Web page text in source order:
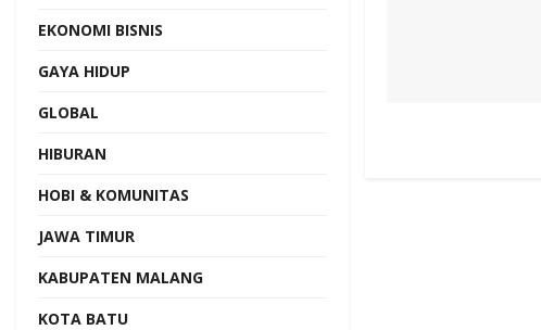
EKONOMI BISNIS
GAYA HIDUP
GLOBAL
HIBURAN
HOBI & KOMUNITAS
JAWA TIMUR
KABUPATEN MALANG
KOTA BATU